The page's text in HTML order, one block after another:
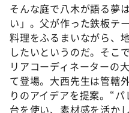
そんな庭で八木が語る夢
い」。父が作った鉄板テ
料理をふるまいながら、
したいというのだ。そこ
リアコーディネーターの
て登場。大西先生は管轄
りのアイデアを提案。“
台を使い、素材感を活か